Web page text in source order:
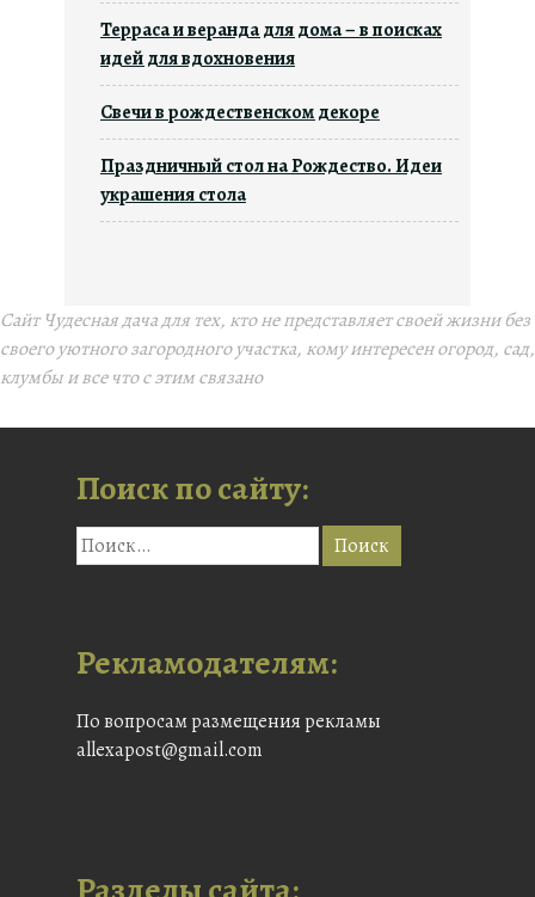
Терраса и веранда для дома – в поисках
идей для вдохновения
Свечи в рождественском декоре
Праздничный стол на Рождество. Идеи
украшения стола
Сайт Чудесная дача для тех, кто не представляет своей жизни без
своего уютного загородного участка, кому интересен огород, сад,
клумбы и все что с этим связано
Поиск по сайту:
Рекламодателям:
По вопросам размещения рекламы
allexapost@gmail.com